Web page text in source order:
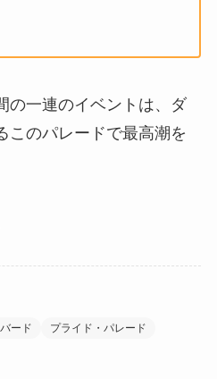
の一連のイベントは、ダ
このパレードで最高潮を
ード
プライド・パレード